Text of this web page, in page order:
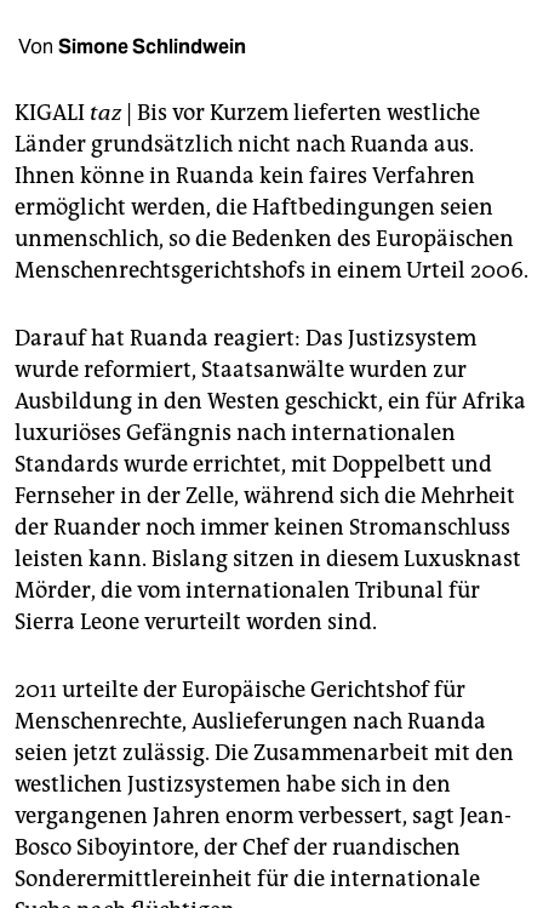
shop
fragen & hilfe
unterstützen
abo
genossenschaft
Von Simone Schlindwein
KIGALI taz| Bis vor Kurzem lieferten westliche
Länder grundsätzlich nicht nach Ruanda aus.
Ihnen könne in Ruanda kein faires Verfahren
ermöglicht werden, die Haftbedingungen seien
unmenschlich, so die Bedenken des Europäischen
Menschenrechtsgerichtshofs in einem Urteil 2006.
Darauf hat Ruanda reagiert: Das Justizsystem
wurde reformiert, Staatsanwälte wurden zur
Ausbildung in den Westen geschickt, ein für Afrika
luxuriöses Gefängnis nach internationalen
Standards wurde errichtet, mit Doppelbett und
Fernseher in der Zelle, während sich die Mehrheit
der Ruander noch immer keinen Stromanschluss
leisten kann. Bislang sitzen in diesem Luxusknast
Mörder, die vom internationalen Tribunal für
Sierra Leone verurteilt worden sind.
2011 urteilte der Europäische Gerichtshof für
Menschenrechte, Auslieferungen nach Ruanda
seien jetzt zulässig. Die Zusammenarbeit mit den
westlichen Justizsystemen habe sich in den
vergangenen Jahren enorm verbessert, sagt Jean-
Bosco Siboyintore, der Chef der ruandischen
Sonderermittlereinheit für die internationale